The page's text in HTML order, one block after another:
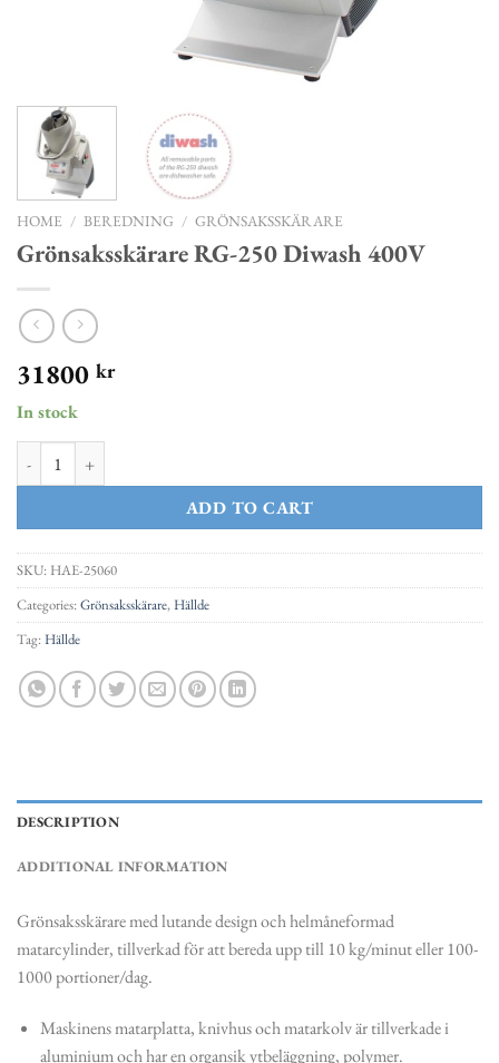
HOME / BEREDNING / GRÖNSAKSSKÄRARE
Grönsaksskärare RG-250 Diwash 400V
31800 kr
In stock
ADD TO CART
SKU: HAE-25060
Categories:Grönsaksskärare,Hällde
Tag:Hällde
DESCRIPTION
ADDITIONAL INFORMATION
Grönsaksskärare med lutande design och helmåneformad
matarcylinder, tillverkad för att bereda upp till 10 kg/minut eller 100-
1000 portioner/dag.
Maskinens matarplatta, knivhus och matarkolv är tillverkade i
aluminium och har en organsik ytbeläggning, polymer.